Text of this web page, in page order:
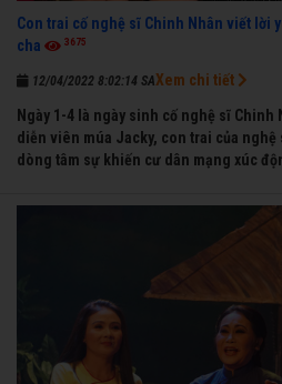
Con trai cố nghệ sĩ Chinh Nhân viết lời
cha
3675
12/04/2022 8:02:14 SA
Ngày 1-4 là ngày sinh cố nghệ sĩ
diễn viên múa Jacky, con trai của
dòng tâm sự khiến cư dân mạng xúc
Xem chi tiết